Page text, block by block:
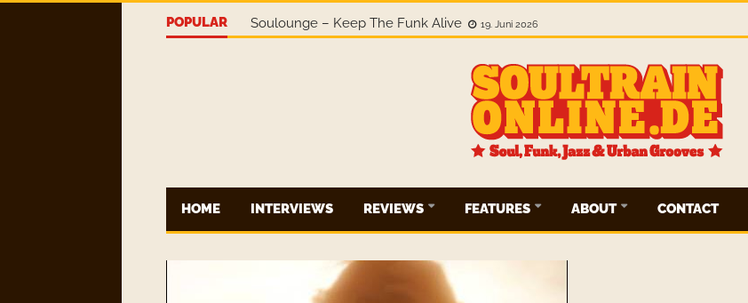
POPULAR Soulounge – Keep The Funk Alive 19. Juni 2026
HOME INTERVIEWS REVIEWS FEATURES ABOUT CONTACT